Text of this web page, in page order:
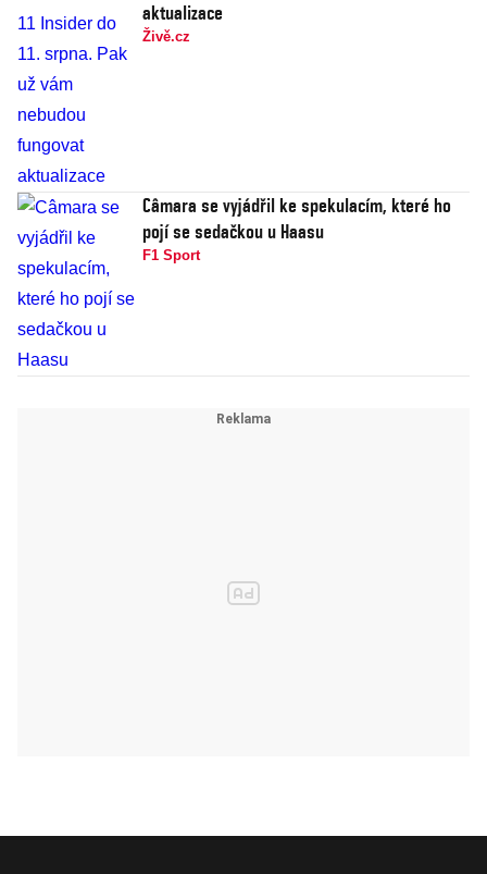
aktualizace
Živě.cz
Câmara se vyjádřil ke spekulacím, které ho
pojí se sedačkou u Haasu
F1 Sport